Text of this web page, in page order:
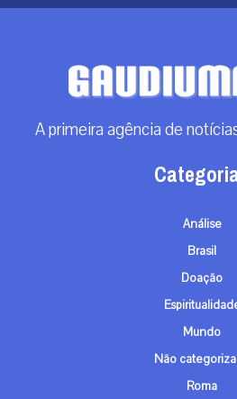
A primeira agência de
Análise
Brasil
Doação
Mundo
Não
Roma